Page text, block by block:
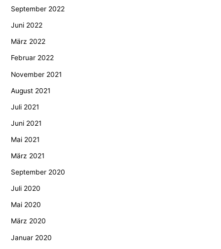
September 2022
Juni 2022
März 2022
Februar 2022
November 2021
August 2021
Juli 2021
Juni 2021
Mai 2021
März 2021
September 2020
Juli 2020
Mai 2020
März 2020
Januar 2020